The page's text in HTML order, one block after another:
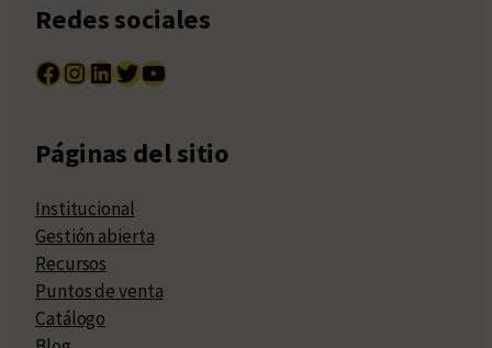
Redes sociales
Facebook InstagramLinkedIn Twitter YouTube
Páginas del sitio
Institucional
Gestión abierta
Recursos
Puntos de venta
Catálogo